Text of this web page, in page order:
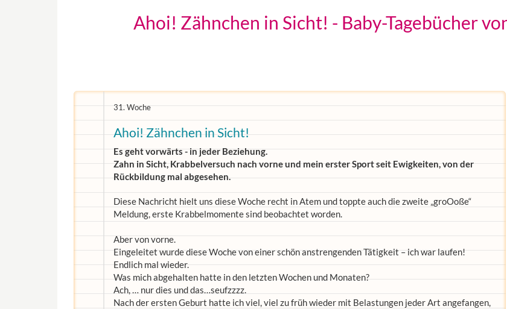
Ahoi! Zähnchen in Sicht! - Baby-Tagebücher
31. Woche
Ahoi! Zähnchen in Sicht!
Es geht vorwärts - in jeder Beziehung.
Zahn in Sicht, Krabbelversuch nach vorne und mein erster Sport seit Ewigkeiten, von der
Rückbildung mal abgesehen.
Diese Nachricht hielt uns diese Woche recht in Atem und toppte auch die zweite „groOoße“
Meldung, erste Krabbelmomente sind beobachtet worden.
Aber von vorne.
Eingeleitet wurde diese Woche von einer schön anstrengenden Tätigkeit – ich war laufen!
Endlich mal wieder.
Was mich abgehalten hatte in den letzten Wochen und Monaten?
Ach, … nur dies und das…seufzzzz.
Nach der ersten Geburt hatte ich viel, viel zu früh wieder mit Belastungen jeder Art angefangen,